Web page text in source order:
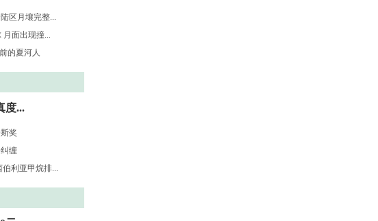
区月壤完整...
月面出现撞...
的夏河人
度...
奖
缠
利亚甲烷排...